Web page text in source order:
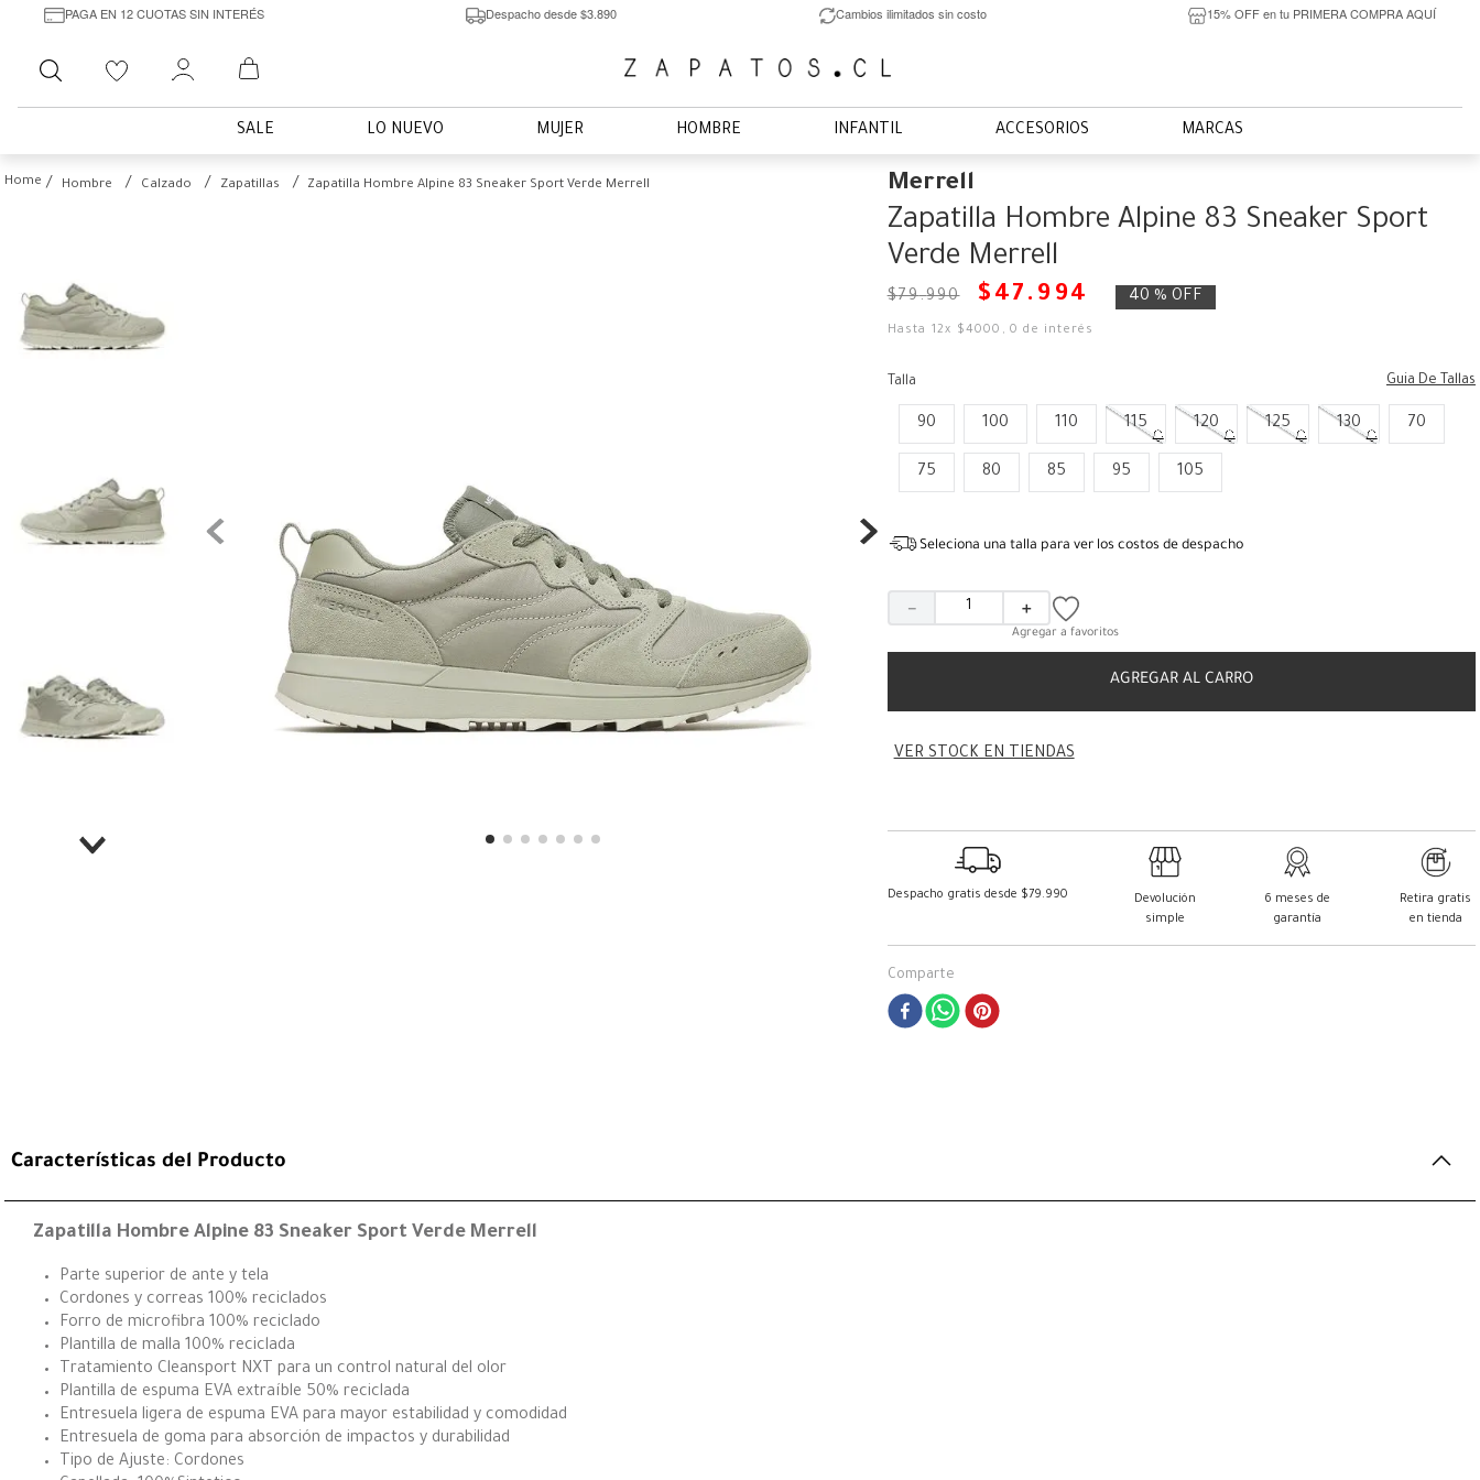
PAGA EN 12 CUOTAS SIN INTERÉS Despacho desde $3.890 Cambios ilimitados sin costo 15% OFF en tu PRIMERA COMPRA AQUÍ
Buscar
SALE LO NUEVO MUJER HOMBRE INFANTIL ACCESORIOS MARCAS
Hombre Calzado Zapatillas Zapatilla Hombre Alpine 83 Sneaker Sport Verde Merrell Merrell
Zapatilla Hombre Alpine 83 Sneaker Sport
Verde Merrell
$79.990 $ 47 . 994 40 % OFF
Hasta 12x $4000 ,0 de interés
Talla Guia De Tallas
90 100 110 115 120 125 130 70
75 80 85 95 105
Seleciona una talla para ver los costos de despacho
＋
－
AGREGAR AL CARRO
VER STOCK EN TIENDAS
Despacho gratis desde $79.990
Devolución
simple
6 meses de
garantía
Retira gratis
en tienda
Comparte
Características del Producto
Zapatilla Hombre Alpine 83 Sneaker Sport Verde Merrell
Parte superior de ante y tela
Cordones y correas 100% reciclados
Forro de microfibra 100% reciclado
Plantilla de malla 100% reciclada
Tratamiento Cleansport NXT para un control natural del olor
Plantilla de espuma EVA extraíble 50% reciclada
Entresuela ligera de espuma EVA para mayor estabilidad y comodidad
Entresuela de goma para absorción de impactos y durabilidad
Tipo de Ajuste: Cordones